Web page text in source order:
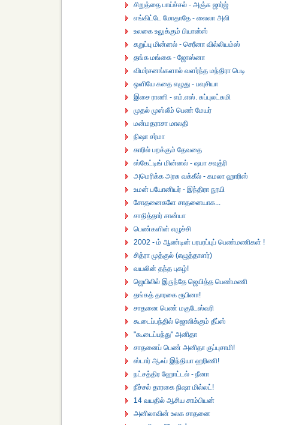
சிறுத்தை பாய்ச்சல் - அஞ்சு ஜார்ஜ்
எங்கிட்டே மோதாதே - லைலா அலி
உலகை உலுக்கும் பியான்ஸ்
கறுப்பு மின்னல் - செரீனா வில்லியம்ஸ்
தங்க மங்கை - ஜோஸ்னா
விமர்சனங்களால் வளர்ந்த மந்திரா பெடி
ஒளியே கதை எழுது - பவுசியா
இசை ராணி - எம்.எஸ். சுப்புலட்சுமி
முதல் முஸ்லீம் பெண் மேயர்
மன்மதராசா மாலதி
நிஷா சர்மா
காரில் பறக்கும் தேவதை
ஸ்கேட்டிங் மின்னல் - ஷபா சவுத்ரி
அமெரிக்க அரசு வக்கீல் - கமலா ஹாரிஸ்
உமன் பயோனியர் - இந்திரா நூயி
சோதனைகளே சாதனையாக...
சாதித்தார் சான்யா
பெண்களின் எழுச்சி
2002 - ம் ஆண்டின் பரபரப்புப் பெண்மணிகள் !
சித்ரா முத்குல் (எழுத்தாளர்)
வயலின் தந்த புகழ்!
ஜெயிலில் இருந்தே ஜெயித்த பெண்மணி
தங்கத் தாரகை ரூபினா!
சாதனை பெண் மகுடேஸ்வரி
கூடைப்பந்தில் ஜொலிக்கும் தீப்ஸ்
"கூடைப்பந்து" அனிதா
சாதனைப் பெண் அனிதா குப்புசாமி!
ஸ்டார் ஆஃப் இந்தியா ஹரிணி!
நட்சத்திர ஹோட்டல் - நீனா
நீச்சல் தாரகை நிஷா மில்லட்!
14 வயதில் ஆசிய சாம்பியன்
அனிலாவின் உலக சாதனை